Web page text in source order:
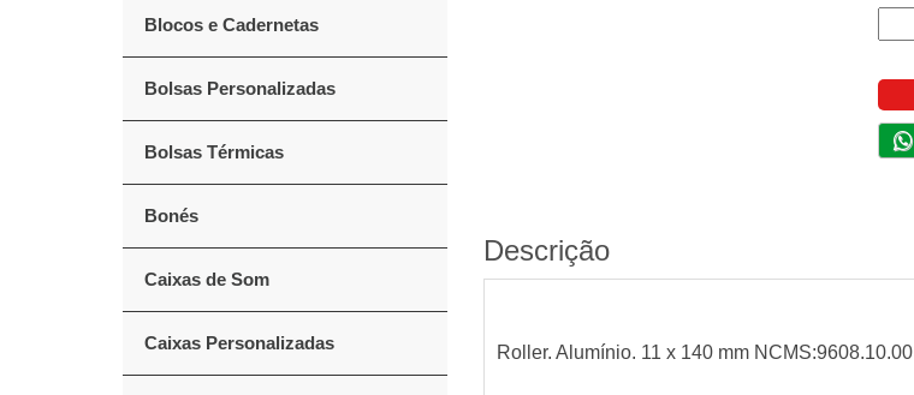
Blocos e Cadernetas
Bolsas Personalizadas
Bolsas Térmicas
Bonés
Caixas de Som
Caixas Personalizadas
Descrição
Roller. Alumínio. 11 x 140 mm NCMS:9608.10.00